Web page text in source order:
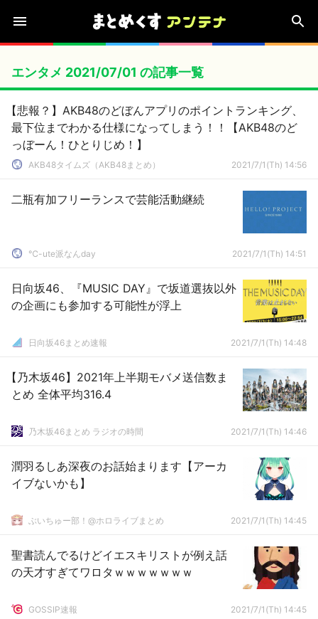
エンタメ 2021/07/01 の記事一覧
【悲報？】AKB48のどぼんアプリのポイントランキング、
最下位までわかる仕様になってしまう！！【AKB48のど
っぼーん！ひとりじめ！】
AKB48タイムズ（AKB48まとめ） 2021/7/1(Th) 14:56
二瓶有加フリーランスで芸能活動継続
℃-ute派なんday 2021/7/1(Th) 14:51
日向坂46、『MUSIC DAY』で坂道選抜以外
の企画にも参加する可能性が浮上
日向坂46まとめ速報 2021/7/1(Th) 14:48
【乃木坂46】2021年上半期モバメ送信数ま
とめ 全体平均316.4
乃木坂46まとめ ラジオの時間 2021/7/1(Th) 14:46
潤羽るしあ深夜のお話始まります【アーカ
イブないかも】
ぶいちゅー部！@ホロライブまとめ 2021/7/1(Th) 14:45
聖書読んでるけどイエスキリストが例え話
の天才すぎてワロタｗｗｗｗｗｗｗ
GOSSIP速報 2021/7/1(Th) 14:45